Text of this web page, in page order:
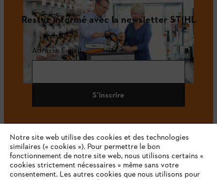
Restez informé avec la newsletter STIHL
Adresse E-mail
S'inscrire
#STIHL
Notre site web utilise des cookies et des technologies
similaires (« cookies »). Pour permettre le bon
fonctionnement de notre site web, nous utilisons certains «
cookies strictement nécessaires » même sans votre
consentement. Les autres cookies que nous utilisons pour